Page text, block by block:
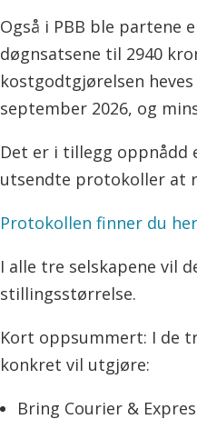
Også i PBB ble partene
døgnsatsene til 2940
kostgodtgjørelsen
september 2026, og
Det er i tillegg oppnådd
utsendte protokoller at
Protokollen finner du her
I alle tre selskapene vil
stillingsstørrelse.
Kort oppsummert: I de
konkret vil utgjøre:
Bring Courier &